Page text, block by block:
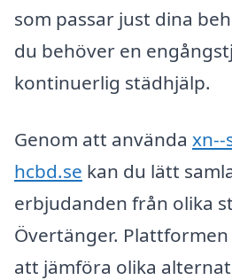
som passar just dina
du behöver en
kontinuerlig städhjälp.
Genom att använda xn--
hcbd.se kan du lätt
erbjudanden från olika
Övertänger.
att jämföra olika